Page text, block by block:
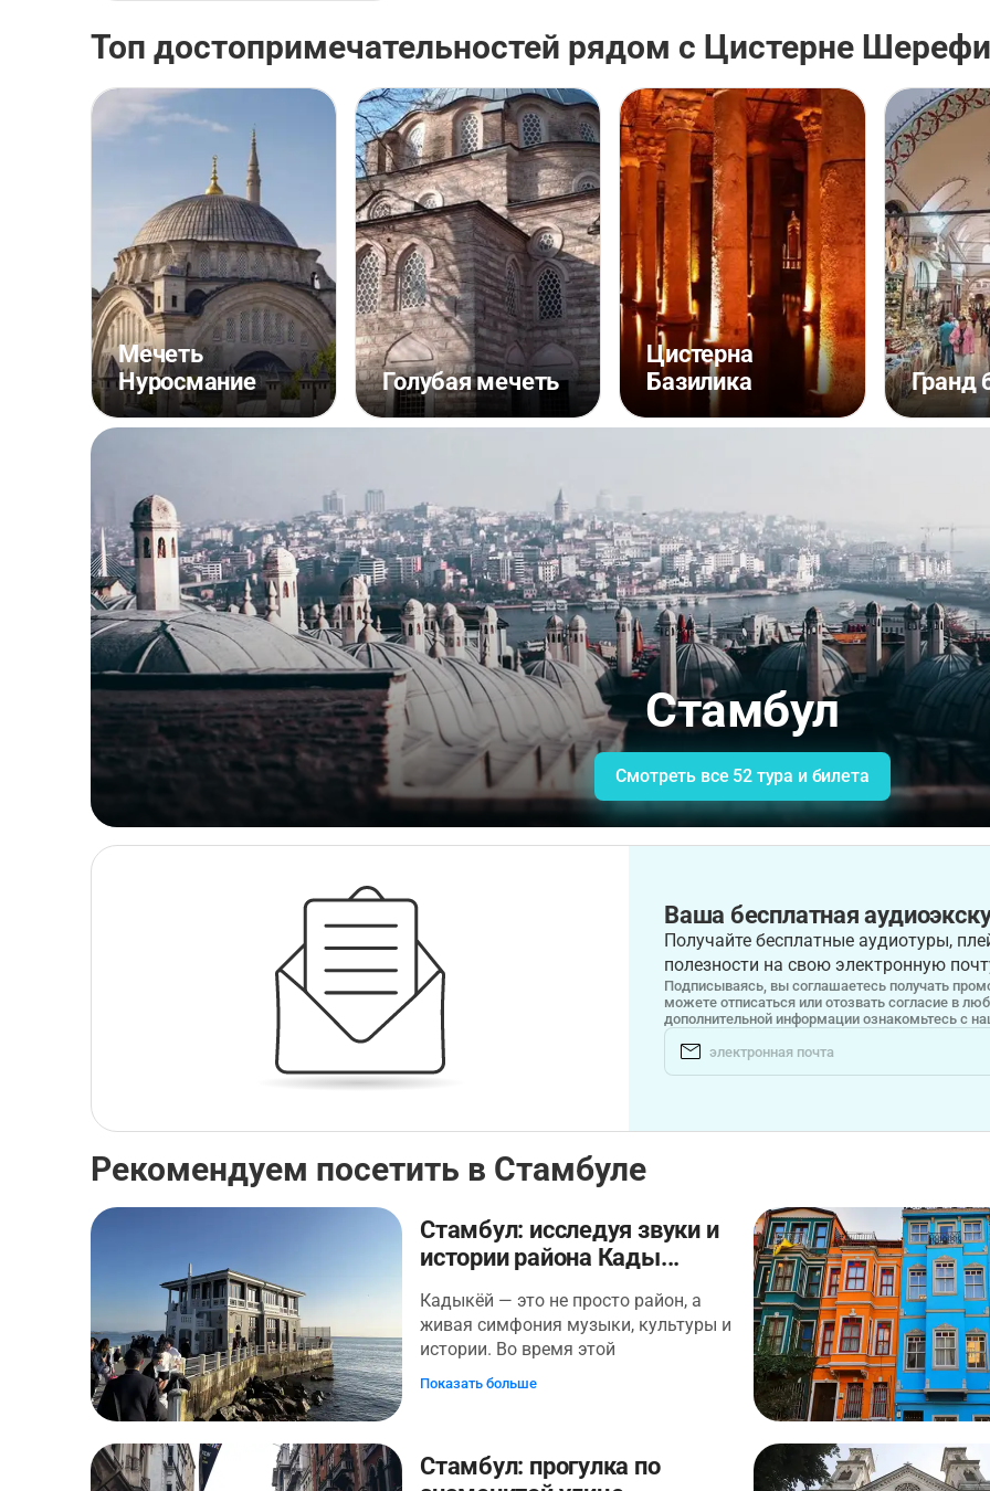
Топ достопримечательностей рядом с Цистерне
Мечеть
Нуросмание
Голубая мечеть
Цистерна
Базилика
Гранд
Стамбул
Смотреть все 52 тура и билета
Ваша бесплатная
Получайте бесплатные аудиотуры,
полезности на свою электронную
Подписываясь, вы соглашаетесь получать
можете отписаться или отозвать согласие в
дополнительной информации ознакомьтесь с
Рекомендуем посетить в Стамбуле
Стамбул: исследуя звуки и
истории района Кады...
Кадыкёй — это не просто район, а
живая симфония музыки, культуры и
истории. Во время этой
аудиопрогулки вы пройдёте по его
историю. Ваше путешествие
Показать больше
Стамбул: прогулка по